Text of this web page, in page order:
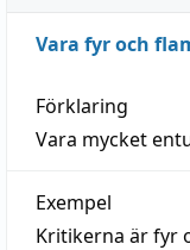
Vara fyr och
Förklaring
Vara mycket
Exempel
Kritikerna är fyr